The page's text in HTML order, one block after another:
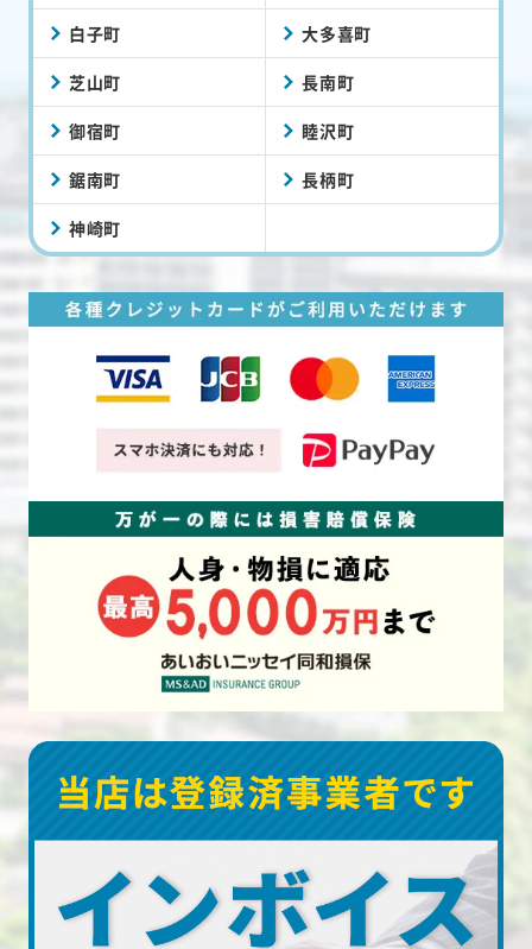
白子町 大多喜町
芝山町 長南町
御宿町 睦沢町
鋸南町 長柄町
神崎町